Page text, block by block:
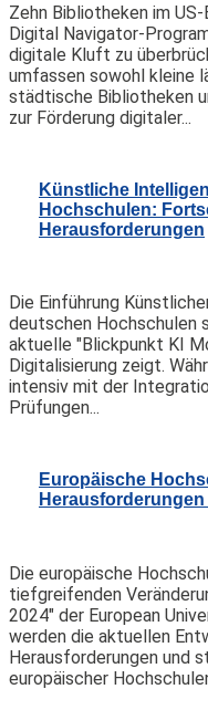
Zehn Bibliotheken im
Digital Navigator-
digitale Kluft zu
umfassen sowohl kleine
städtische Bibliotheken
zur Förderung digitaler...
Künstliche
Hochschulen:
Herausforderungen
Die Einführung
deutschen Hochschulen
aktuelle "Blickpunkt KI
Digitalisierung zeigt.
intensiv mit der
Prüfungen...
Europäische
Die europäische
tiefgreifenden
2024" der European
werden die aktuellen
Herausforderungen und
europäischer